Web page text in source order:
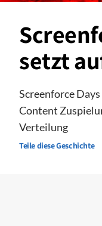
setzt
Screenforce
Content
Verteilung
Teile diese Geschichte